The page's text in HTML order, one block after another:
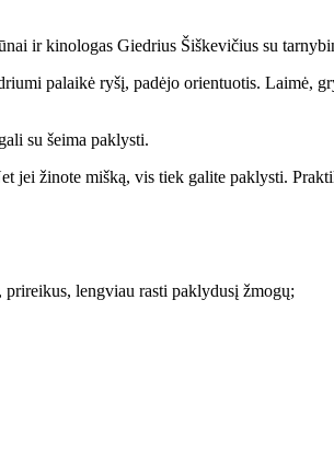
ir kinologas Giedrius Šiškevičius su
palaikė ryšį, padėjo orientuotis. Laimė,
su šeima paklysti.
žinote mišką, vis tiek galite paklysti.
lengviau rasti paklydusį žmogų;